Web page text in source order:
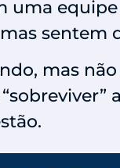
uma
mas